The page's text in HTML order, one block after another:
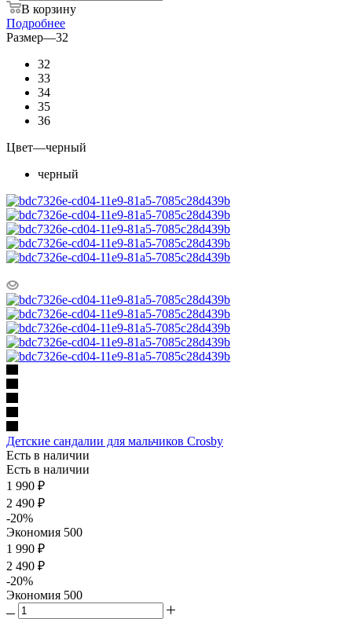
В корзину
Подробнее
Размер—32
32
33
34
35
36
Цвет—черный
черный
Детские сандалии для мальчиков Crosby
Есть в наличии
Есть в наличии
1 990 ₽
2 490 ₽
-20%
Экономия 500
1 990 ₽
2 490 ₽
-20%
Экономия 500